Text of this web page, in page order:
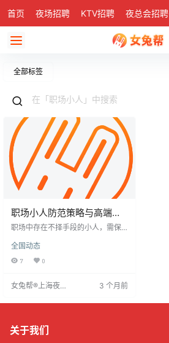
首页 夜场招聘 KTV招聘 夜总会招聘
全部标签
职场小人防范策略与高端娱
乐夜场考察要点
职场中存在不择手段的小人，需保
贬低他人，或挑拨离间制造纷争，
甚至伪装成“和事佬”刺探情报。当出
为，及时核实信息，避免被其损害
全国动态
7 0
女兔帮®上海夜场
3 个月前
关于我们